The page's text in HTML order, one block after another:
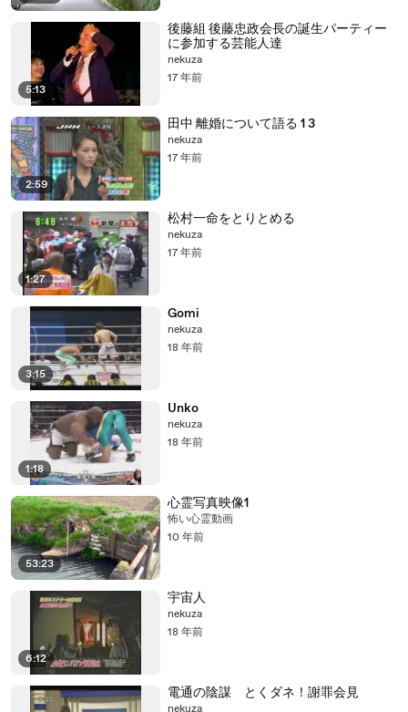
5:13
後藤組 後藤忠政会長の誕生パーティー
に参加する芸能人達
nekuza
17 年前
2:59
田中 離婚について語る 1 3
nekuza
17 年前
1:27
松村一命をとりとめる
nekuza
17 年前
3:15
Gomi
nekuza
18 年前
1:18
Unko
nekuza
18 年前
53:23
心霊写真映像1
怖い心霊動画
10 年前
6:12
宇宙人
nekuza
18 年前
電通の陰謀 とくダネ！謝罪会見